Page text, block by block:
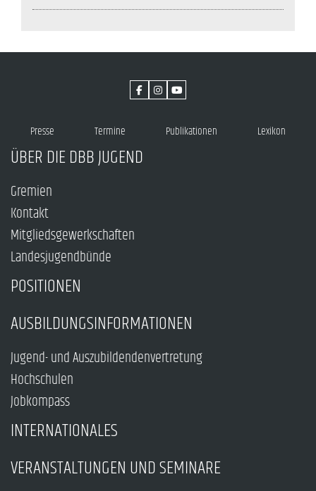
Presse Termine Publikationen Lexikon
ÜBER DIE DBB JUGEND
Gremien
Kontakt
Mitgliedsgewerkschaften
Landesjugendbünde
POSITIONEN
AUSBILDUNGSINFORMATIONEN
Jugend- und Auszubildendenvertretung
Hochschulen
Jobkompass
INTERNATIONALES
VERANSTALTUNGEN UND SEMINARE